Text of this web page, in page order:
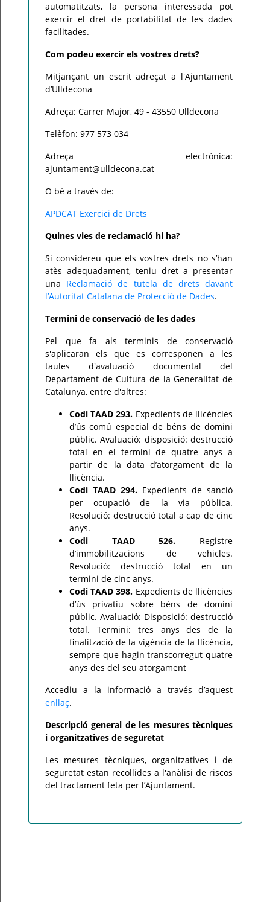
automatitzats, la persona interessada pot
exercir el dret de portabilitat de les dades
facilitades.
Com podeu exercir els vostres drets?
Mitjançant un escrit adreçat a l'Ajuntament
d’Ulldecona
Adreça: Carrer Major, 49 - 43550 Ulldecona
Telèfon: 977 573 034
Adreça electrònica:
ajuntament@ulldecona.cat
O bé a través de:
APDCAT Exercici de Drets
Quines vies de reclamació hi ha?
Si considereu que els vostres drets no s’han
atès adequadament, teniu dret a presentar
una Reclamació de tutela de drets davant
l’Autoritat Catalana de Protecció de Dades.
Termini de conservació de les dades
Pel que fa als terminis de conservació
s'aplicaran els que es corresponen a les
taules d'avaluació documental del
Departament de Cultura de la Generalitat de
Catalunya, entre d'altres:
Codi TAAD 293. Expedients de llicències
d’ús comú especial de béns de domini
públic. Avaluació: disposició: destrucció
total en el termini de quatre anys a
partir de la data d’atorgament de la
llicència.
Codi TAAD 294. Expedients de sanció
per ocupació de la via pública.
Resolució: destrucció total a cap de cinc
anys.
Codi TAAD 526. Registre
d’immobilitzacions de vehicles.
Resolució: destrucció total en un
termini de cinc anys.
Codi TAAD 398. Expedients de llicències
d’ús privatiu sobre béns de domini
públic. Avaluació: Disposició: destrucció
total. Termini: tres anys des de la
finalització de la vigència de la llicència,
sempre que hagin transcorregut quatre
anys des del seu atorgament
Accediu a la informació a través d’aquest
enllaç.
Descripció general de les mesures tècniques
i organitzatives de seguretat
Les mesures tècniques, organitzatives i de
seguretat estan recollides a l'anàlisi de riscos
del tractament feta per l’Ajuntament.